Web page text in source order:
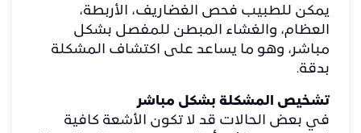
يمكن للطبيب فحص الغضاريف، الأربطة،
العظام، والغشاء المبطن للمفصل بشكل
مباشر، وهو ما يساعد على اكتشاف المشكلة
بدقة.
تشخيص المشكلة بشكل مباشر
في بعض الحالات قد لا تكون الأشعة كافية